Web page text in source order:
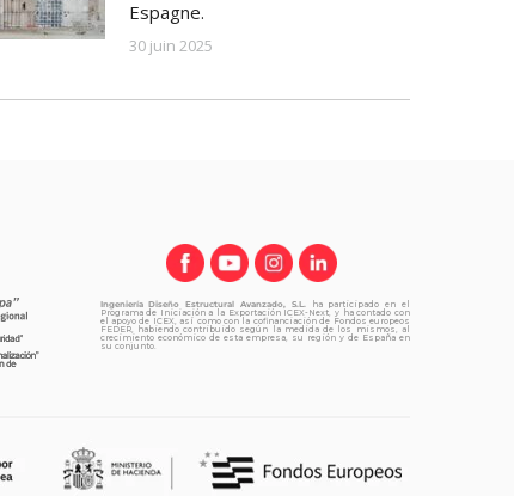
Espagne.
30 juin 2025
Ingeniería Diseño Estructural Avanzado, S.L.ha participado en el
Programa de Iniciación a la Exportación ICEX-Next, y ha contado con
el apoyo de ICEX, así como con la cofinanciación de Fondos europeos
FEDER, habiendo contribuido según la medida de los mismos, al
crecimiento económico de esta empresa, su región y de España en
su conjunto.